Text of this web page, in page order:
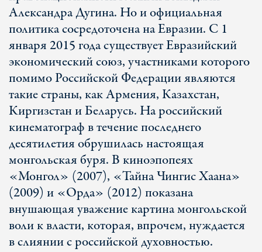
Александра Дугина. Но и официальная
политика сосредоточена на Евразии. С 1
января 2015 года существует Евразийский
экономический союз, участниками которого
помимо Российской Федерации являются
такие страны, как Армения, Казахстан,
Киргизстан и Беларусь. На российский
кинематограф в течение последнего
десятилетия обрушилась настоящая
монгольская буря. В киноэпопеях
«Монгол» (2007), «Тайна Чингис Хаана»
(2009) и «Орда» (2012) показана
внушающая уважение картина монгольской
воли к власти, которая, впрочем, нуждается
в слиянии с российской духовностью.